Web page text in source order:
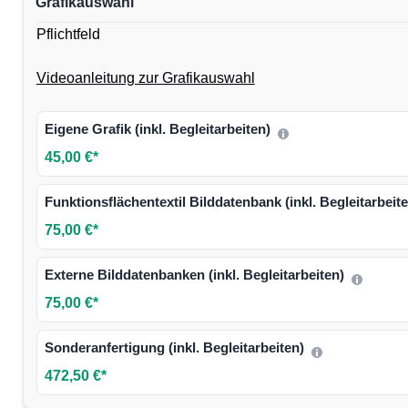
Pflichtfeld
Videoanleitung zur Grafikauswahl
Eigene Grafik (inkl. Begleitarbeiten)
45,00 €*
Funktionsflächentextil Bilddatenbank (inkl.
75,00 €*
Externe Bilddatenbanken (inkl. Begleitarbeiten)
75,00 €*
Sonderanfertigung (inkl. Begleitarbeiten)
472,50 €*